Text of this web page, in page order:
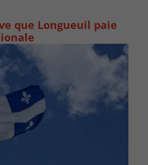
que Longueuil paie